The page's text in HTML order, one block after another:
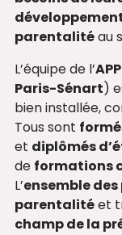
parentalitéau
L’équipe de l’
Paris-Sénart)
bien installée,
Tous sont
et diplômés
de formations
L’ensemble
parentalitéet
champ de la